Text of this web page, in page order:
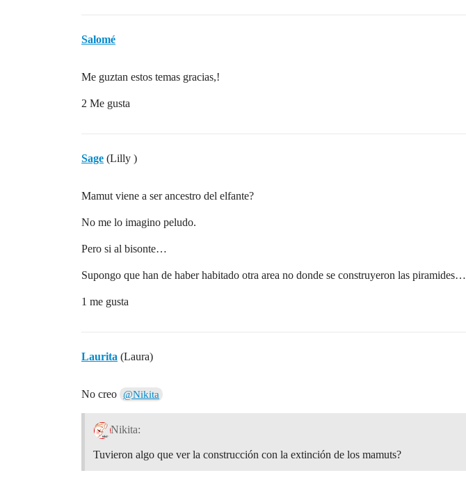
Salomé
Me guztan estos temas gracias,!
2 Me gusta
Sage (Lilly )
Mamut viene a ser ancestro del elfante?
No me lo imagino peludo.
Pero si al bisonte…
Supongo que han de haber habitado otra area no donde se construyeron las piramides…
1 me gusta
Laurita (Laura)
No creo @Nikita
Nikita:
Tuvieron algo que ver la construcción con la extinción de los mamuts?